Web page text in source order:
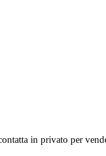
in privato per